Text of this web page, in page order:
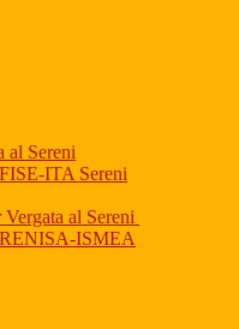
al Sereni
ITA Sereni
al Sereni
ISMEA